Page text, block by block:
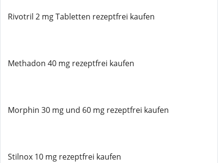
Rivotril 2 mg Tabletten rezeptfrei kaufen
Methadon 40 mg rezeptfrei kaufen
Morphin 30 mg und 60 mg rezeptfrei kaufen
Stilnox 10 mg rezeptfrei kaufen